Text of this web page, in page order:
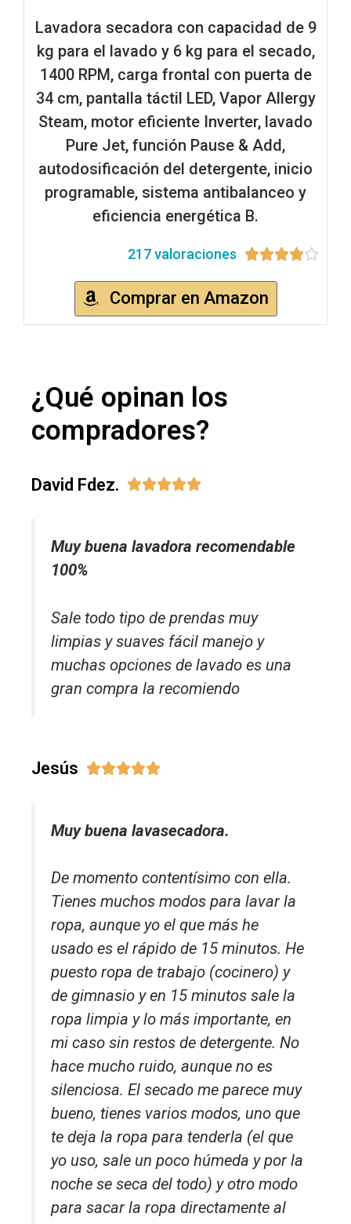
Lavadora secadora con capacidad de 9
kg para el lavado y 6 kg para el secado,
1400 RPM, carga frontal con puerta de
34 cm, pantalla táctil LED, Vapor Allergy
Steam, motor eficiente Inverter, lavado
Pure Jet, función Pause & Add,
autodosificación del detergente, inicio
programable, sistema antibalanceo y
eficiencia energética B.
217 valoraciones 
Comprar en Amazon
¿Qué opinan los
compradores?
David Fdez. 
Muy buena lavadora recomendable
100%
Sale todo tipo de prendas muy
limpias y suaves fácil manejo y
muchas opciones de lavado es una
gran compra la recomiendo
Jesús 
Muy buena lavasecadora.
De momento contentísimo con ella.
Tienes muchos modos para lavar la
ropa, aunque yo el que más he
usado es el rápido de 15 minutos. He
puesto ropa de trabajo (cocinero) y
de gimnasio y en 15 minutos sale la
ropa limpia y lo más importante, en
mi caso sin restos de detergente. No
hace mucho ruido, aunque no es
silenciosa. El secado me parece muy
bueno, tienes varios modos, uno que
te deja la ropa para tenderla (el que
yo uso, sale un poco húmeda y por la
noche se seca del todo) y otro modo
para sacar la ropa directamente al